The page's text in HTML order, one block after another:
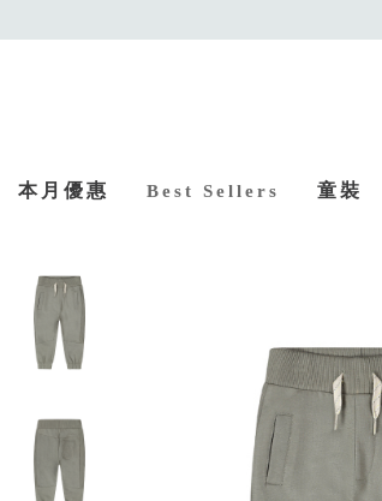
本月優惠 Best Sellers 童裝